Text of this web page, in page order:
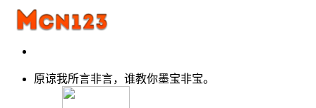
原谅我所言非言，谁教你墨宝非宝。